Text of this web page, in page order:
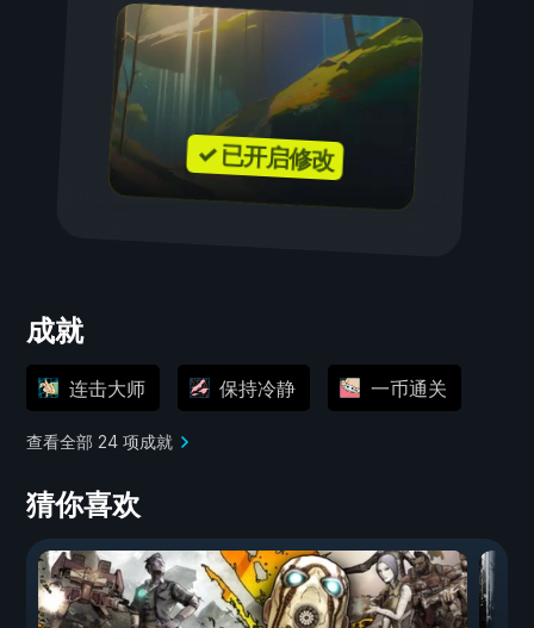
✓ 已开启修改
成就
连击大师 保持冷静 一币通关
查看全部 24 项成就
猜你喜欢